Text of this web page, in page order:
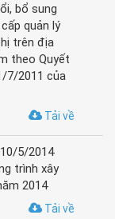
bổ sung
quản lý
trên địa
theo Quyết
7/2011 của
Tải về
5/2014
trình xây
2014
Tải về